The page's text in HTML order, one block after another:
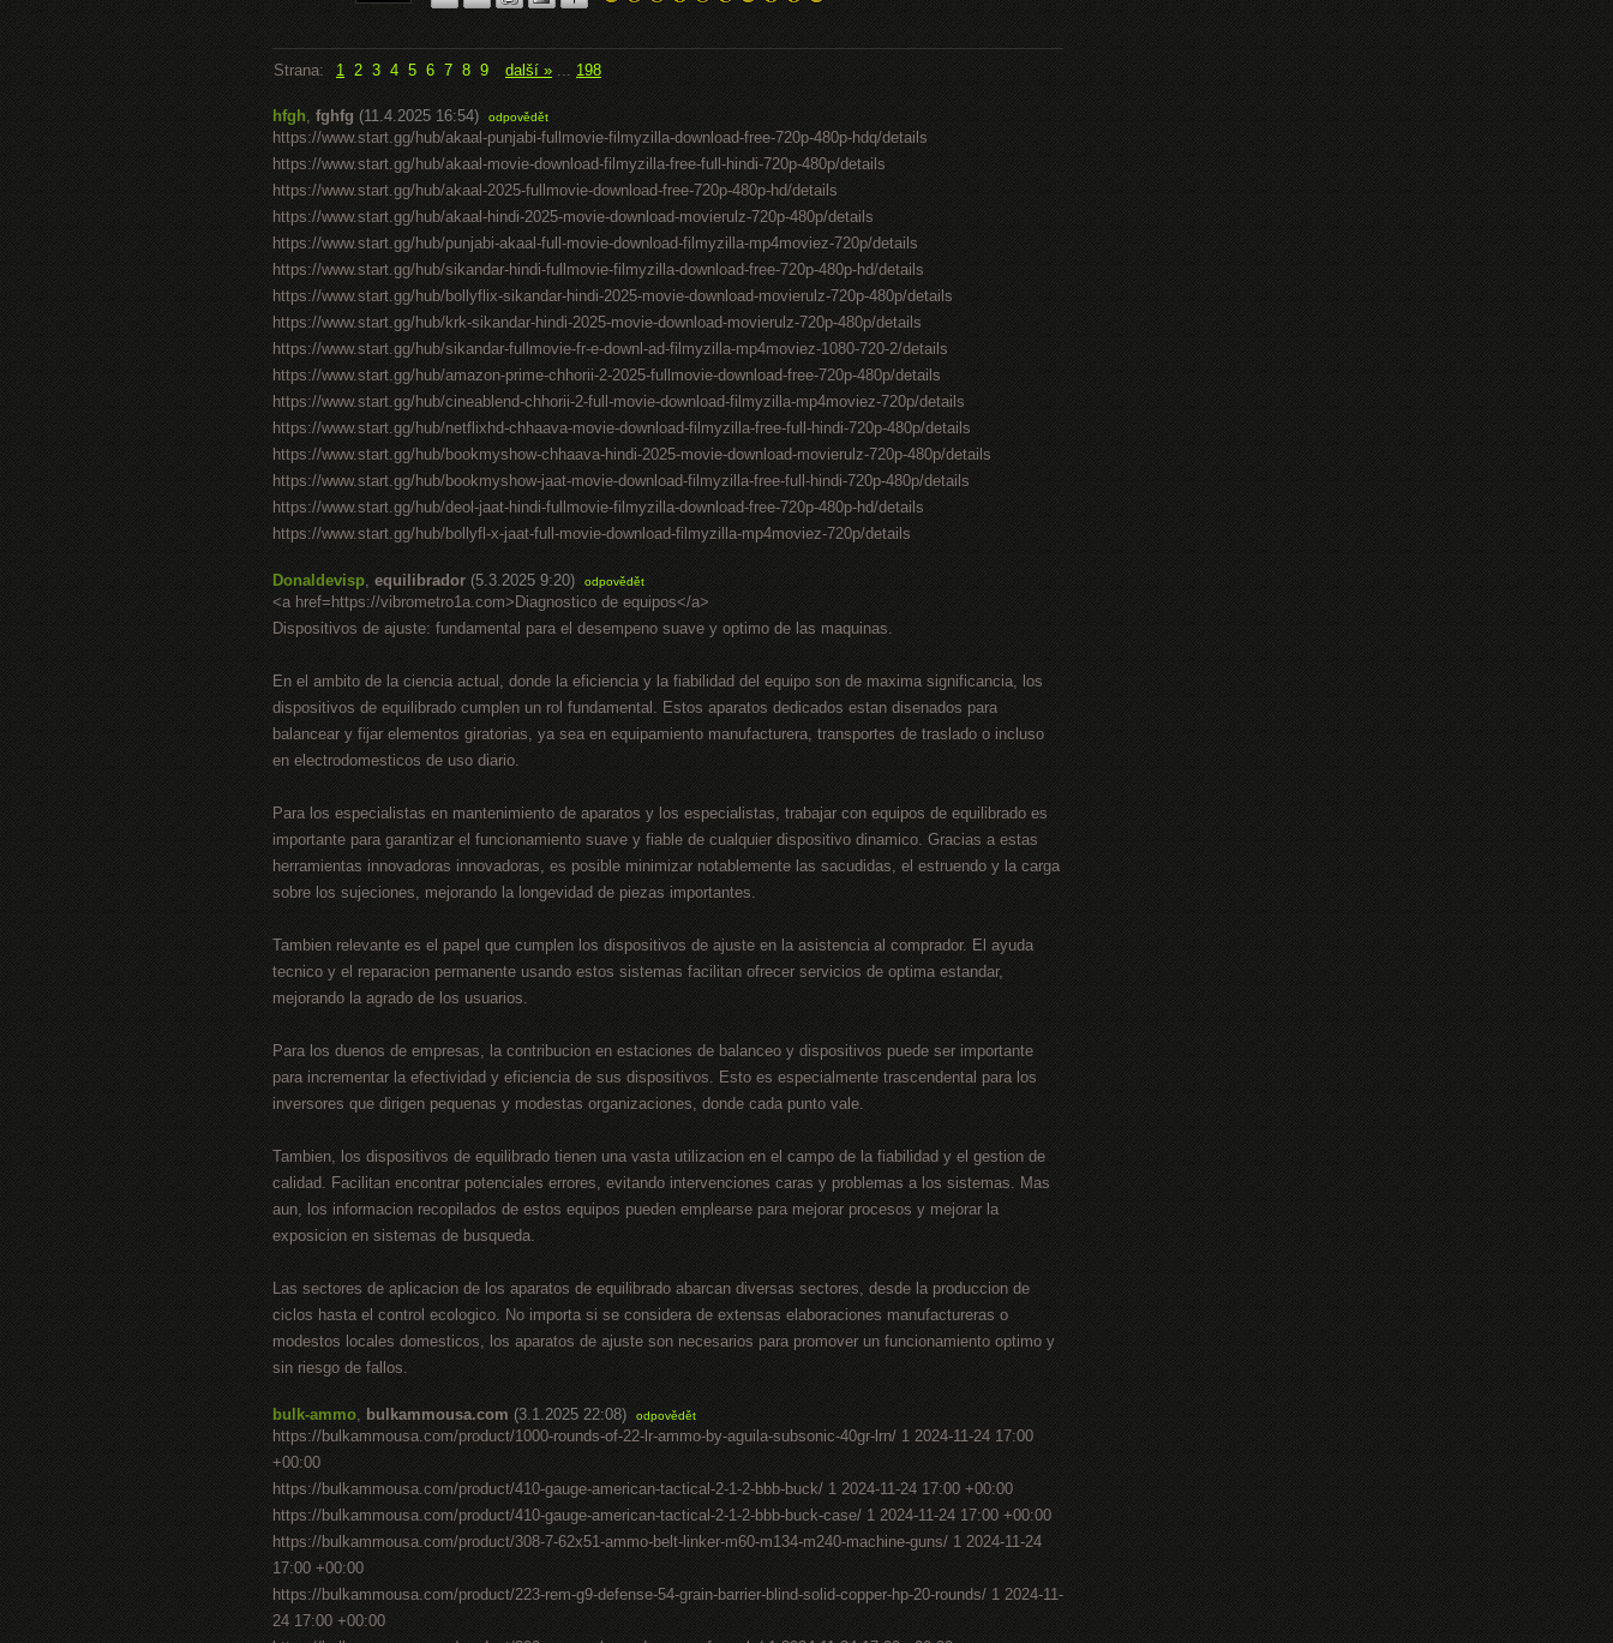
Strana: 1 2 3 4 5 6 7 8 9 další » ... 198
hfgh, fghfg (11.4.2025 16:54) odpovědět
https://www.start.gg/hub/akaal-punjabi-fullmovie-filmyzilla-download-free-720p-480p-hdq/details
https://www.start.gg/hub/akaal-movie-download-filmyzilla-free-full-hindi-720p-480p/details
https://www.start.gg/hub/akaal-2025-fullmovie-download-free-720p-480p-hd/details
https://www.start.gg/hub/akaal-hindi-2025-movie-download-movierulz-720p-480p/details
https://www.start.gg/hub/punjabi-akaal-full-movie-download-filmyzilla-mp4moviez-720p/details
https://www.start.gg/hub/sikandar-hindi-fullmovie-filmyzilla-download-free-720p-480p-hd/details
https://www.start.gg/hub/bollyflix-sikandar-hindi-2025-movie-download-movierulz-720p-480p/details
https://www.start.gg/hub/krk-sikandar-hindi-2025-movie-download-movierulz-720p-480p/details
https://www.start.gg/hub/sikandar-fullmovie-fr-e-downl-ad-filmyzilla-mp4moviez-1080-720-2/details
https://www.start.gg/hub/amazon-prime-chhorii-2-2025-fullmovie-download-free-720p-480p/details
https://www.start.gg/hub/cineablend-chhorii-2-full-movie-download-filmyzilla-mp4moviez-720p/details
https://www.start.gg/hub/netflixhd-chhaava-movie-download-filmyzilla-free-full-hindi-720p-480p/details
https://www.start.gg/hub/bookmyshow-chhaava-hindi-2025-movie-download-movierulz-720p-480p/details
https://www.start.gg/hub/bookmyshow-jaat-movie-download-filmyzilla-free-full-hindi-720p-480p/details
https://www.start.gg/hub/deol-jaat-hindi-fullmovie-filmyzilla-download-free-720p-480p-hd/details
https://www.start.gg/hub/bollyfl-x-jaat-full-movie-download-filmyzilla-mp4moviez-720p/details
Donaldevisp, equilibrador (5.3.2025 9:20) odpovědět
<a href=https://vibrometro1a.com>Diagnostico de equipos</a>
Dispositivos de ajuste: fundamental para el desempeno suave y optimo de las maquinas.
En el ambito de la ciencia actual, donde la eficiencia y la fiabilidad del equipo son de maxima significancia, los
dispositivos de equilibrado cumplen un rol fundamental. Estos aparatos dedicados estan disenados para
balancear y fijar elementos giratorias, ya sea en equipamiento manufacturera, transportes de traslado o incluso
en electrodomesticos de uso diario.
Para los especialistas en mantenimiento de aparatos y los especialistas, trabajar con equipos de equilibrado es
importante para garantizar el funcionamiento suave y fiable de cualquier dispositivo dinamico. Gracias a estas
herramientas innovadoras innovadoras, es posible minimizar notablemente las sacudidas, el estruendo y la carga
sobre los sujeciones, mejorando la longevidad de piezas importantes.
Tambien relevante es el papel que cumplen los dispositivos de ajuste en la asistencia al comprador. El ayuda
tecnico y el reparacion permanente usando estos sistemas facilitan ofrecer servicios de optima estandar,
mejorando la agrado de los usuarios.
Para los duenos de empresas, la contribucion en estaciones de balanceo y dispositivos puede ser importante
para incrementar la efectividad y eficiencia de sus dispositivos. Esto es especialmente trascendental para los
inversores que dirigen pequenas y modestas organizaciones, donde cada punto vale.
Tambien, los dispositivos de equilibrado tienen una vasta utilizacion en el campo de la fiabilidad y el gestion de
calidad. Facilitan encontrar potenciales errores, evitando intervenciones caras y problemas a los sistemas. Mas
aun, los informacion recopilados de estos equipos pueden emplearse para mejorar procesos y mejorar la
exposicion en sistemas de busqueda.
Las sectores de aplicacion de los aparatos de equilibrado abarcan diversas sectores, desde la produccion de
ciclos hasta el control ecologico. No importa si se considera de extensas elaboraciones manufactureras o
modestos locales domesticos, los aparatos de ajuste son necesarios para promover un funcionamiento optimo y
sin riesgo de fallos.
bulk-ammo, bulkammousa.com (3.1.2025 22:08) odpovědět
https://bulkammousa.com/product/1000-rounds-of-22-lr-ammo-by-aguila-subsonic-40gr-lrn/ 1 2024-11-24 17:00
+00:00
https://bulkammousa.com/product/410-gauge-american-tactical-2-1-2-bbb-buck/ 1 2024-11-24 17:00 +00:00
https://bulkammousa.com/product/410-gauge-american-tactical-2-1-2-bbb-buck-case/ 1 2024-11-24 17:00 +00:00
https://bulkammousa.com/product/308-7-62x51-ammo-belt-linker-m60-m134-m240-machine-guns/ 1 2024-11-24
17:00 +00:00
https://bulkammousa.com/product/223-rem-g9-defense-54-grain-barrier-blind-solid-copper-hp-20-rounds/ 1 2024-11-
24 17:00 +00:00